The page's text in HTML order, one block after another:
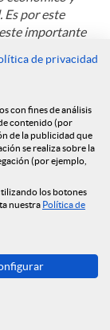
Es por este
importante
con la
al Grupo
en Madrid
de privacidad
con fines de análisis
contenido (por
de la publicidad que
se realiza sobre la
(por ejemplo,
los botones
nuestra Política de